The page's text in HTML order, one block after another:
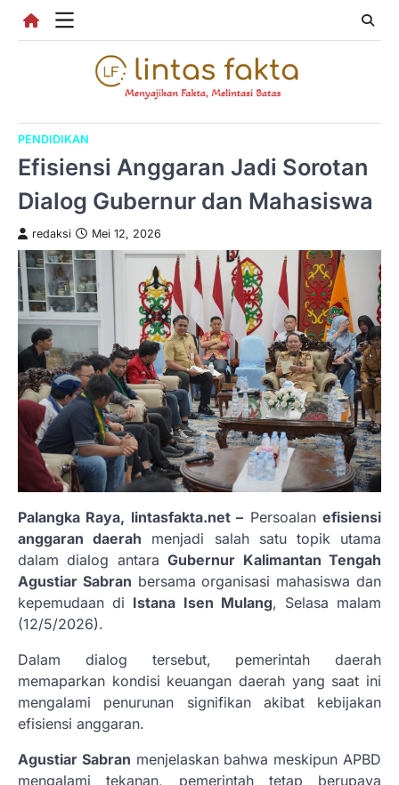
PENDIDIKAN
Efisiensi Anggaran Jadi Sorotan
Dialog Gubernur dan Mahasiswa
redaksi Mei 12, 2026
Palangka Raya, lintasfakta.net – Persoalanefisiensi
anggaran daerah menjadi salah satu topik utama
dalam dialog antaraGubernur Kalimantan Tengah
Agustiar Sabran bersama organisasi mahasiswa dan
kepemudaan di Istana Isen Mulang, Selasa malam
(12/5/2026).
Dalam dialog tersebut, pemerintah daerah
memaparkan kondisi keuangan daerah yang saat ini
mengalami penurunan signifikan akibat kebijakan
efisiensi anggaran.
Agustiar Sabran menjelaskan bahwa meskipun APBD
mengalami tekanan, pemerintah tetap berupaya